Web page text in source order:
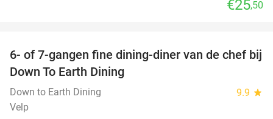
€25,50
36%
6- of 7-gangen fine dining-diner van de chef bij
Down To Earth Dining
Down to Earth Dining 9.9 star
Velp